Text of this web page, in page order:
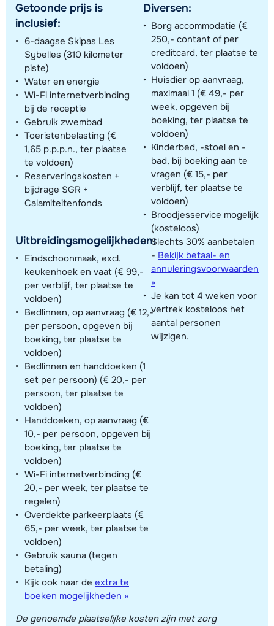
Getoonde prijs is
inclusief:
6-daagse Skipas Les
Sybelles (310 kilometer
piste)
Water en energie
Wi-Fi internetverbinding
bij de receptie
Gebruik zwembad
Toeristenbelasting (€
1,65 p.p.p.n., ter plaatse
te voldoen)
Reserveringskosten +
bijdrage SGR +
Calamiteitenfonds
Uitbreidingsmogelijkheden:
Eindschoonmaak, excl.
keukenhoek en vaat (€ 99,-
per verblijf, ter plaatse te
voldoen)
Bedlinnen, op aanvraag (€ 12,-
per persoon, opgeven bij
boeking, ter plaatse te
voldoen)
Bedlinnen en handdoeken (1
set per persoon) (€ 20,- per
persoon, ter plaatse te
voldoen)
Handdoeken, op aanvraag (€
10,- per persoon, opgeven bij
boeking, ter plaatse te
voldoen)
Wi-Fi internetverbinding (€
20,- per week, ter plaatse te
regelen)
Overdekte parkeerplaats (€
65,- per week, ter plaatse te
voldoen)
Gebruik sauna (tegen
betaling)
Kijk ook naar de extra te
boeken mogelijkheden »
Diversen:
Borg accommodatie (€
250,- contant of per
creditcard, ter plaatse te
voldoen)
Huisdier op aanvraag,
maximaal 1 (€ 49,- per
week, opgeven bij
boeking, ter plaatse te
voldoen)
Kinderbed, -stoel en -
bad, bij boeking aan te
vragen (€ 15,- per
verblijf, ter plaatse te
voldoen)
Broodjesservice mogelijk
(kosteloos)
Slechts 30% aanbetalen
- Bekijk betaal- en
annuleringsvoorwaarden
»
Je kan tot 4 weken voor
vertrek kosteloos het
aantal personen
wijzigen.
De genoemde plaatselijke kosten zijn met zorg